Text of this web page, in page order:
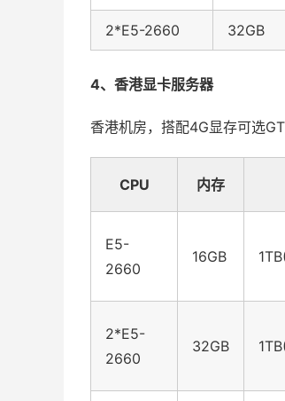
2*E5-2660 32GB
4、香港显卡服务器
香港机房，搭配4G显存可选
CPU 内存
E5-
2660
16GB
2*E5-
2660
32GB